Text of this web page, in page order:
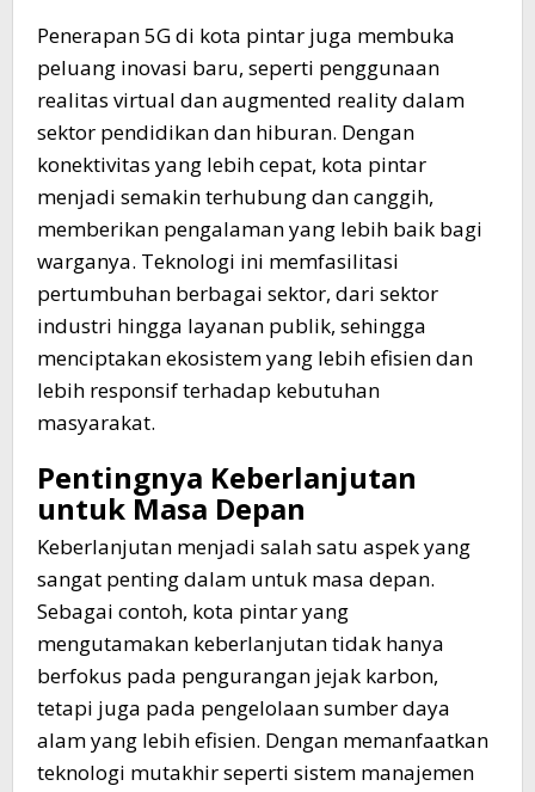
Penerapan 5G di kota pintar juga membuka
peluang inovasi baru, seperti penggunaan
realitas virtual dan augmented reality dalam
sektor pendidikan dan hiburan. Dengan
konektivitas yang lebih cepat, kota pintar
menjadi semakin terhubung dan canggih,
memberikan pengalaman yang lebih baik bagi
warganya. Teknologi ini memfasilitasi
pertumbuhan berbagai sektor, dari sektor
industri hingga layanan publik, sehingga
menciptakan ekosistem yang lebih efisien dan
lebih responsif terhadap kebutuhan
masyarakat.
Pentingnya Keberlanjutan
untuk Masa Depan
Keberlanjutan menjadi salah satu aspek yang
sangat penting dalam untuk masa depan.
Sebagai contoh, kota pintar yang
mengutamakan keberlanjutan tidak hanya
berfokus pada pengurangan jejak karbon,
tetapi juga pada pengelolaan sumber daya
alam yang lebih efisien. Dengan memanfaatkan
teknologi mutakhir seperti sistem manajemen